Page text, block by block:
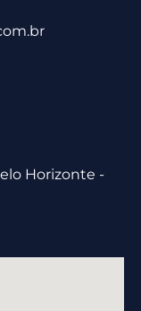
Horizonte -